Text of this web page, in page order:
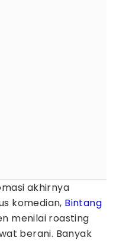
akhirnya
komedian, Bintang
menilai roasting
berani. Banyak